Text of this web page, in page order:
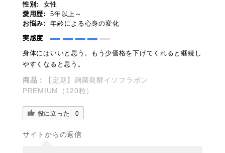
性別:
女性
愛用歴:
5年以上～
お悩み:
年齢による心身の変化
実感度
身体にはいいと思う。もう少価格を下げてくれると継続し
やすくなると思う。
商品：
【定期】麹菌発酵イソフラボン
PREMIUM（120粒）
役に立った 0
サイトからの返信